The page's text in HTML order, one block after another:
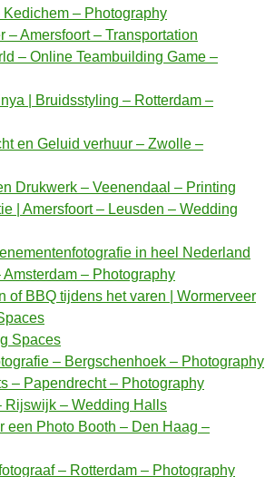
– Photography
– Amersfoort – Transportation
– Online Teambuilding Game –
| Bruidsstyling – Rotterdam –
en Geluid verhuur – Zwolle –
Drukwerk – Veenendaal – Printing
| Amersfoort – Leusden – Wedding
in heel Nederland
– Photography
of BBQ tijdens het varen | Wormerveer
Spaces
– Bergschenhoek – Photography
– Papendrecht – Photography
Rijswijk – Wedding Halls
een Photo Booth – Den Haag –
– Rotterdam – Photography